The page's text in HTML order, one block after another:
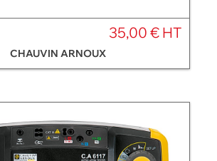
35,00 € HT
CHAUVIN ARNOUX